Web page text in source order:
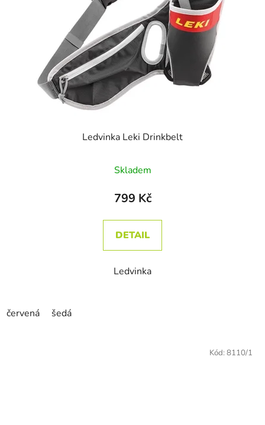
Ledvinka Leki Drinkbelt
Skladem
799 Kč
DETAIL
Ledvinka
červená šedá
Kód: 8110/1